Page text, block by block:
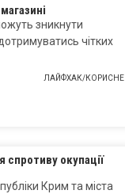
зникнути
чітких
ЛАЙФХАК/КОРИСНЕ
окупації
Крим та міста